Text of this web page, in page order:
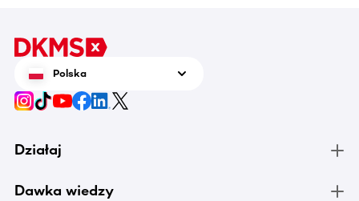
Polska
Działaj
Dawka wiedzy